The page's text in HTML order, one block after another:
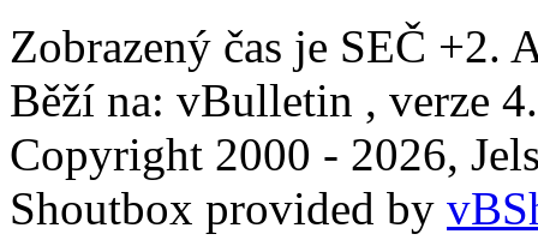
Zobrazený čas je SEČ +2.
Běží na: vBulletin , verze
Copyright 2000 - 2026,
Shoutbox provided by